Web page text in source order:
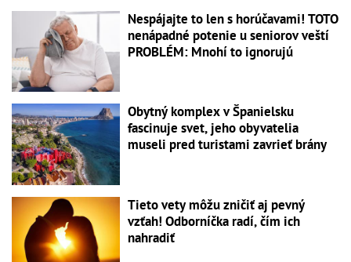
Nespájajte to len s horúčavami! TOTO
nenápadné potenie u seniorov veští
PROBLÉM: Mnohí to ignorujú
Obytný komplex v Španielsku
fascinuje svet, jeho obyvatelia
museli pred turistami zavrieť brány
Tieto vety môžu zničiť aj pevný
vzťah! Odborníčka radí, čím ich
nahradiť